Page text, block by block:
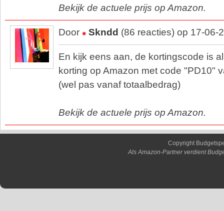
Bekijk de actuele prijs op Amazon.
Door Skndd (86 reacties) op 17-06-
En kijk eens aan, de kortingscode is
korting op Amazon met code "PD10"
(wel pas vanaf totaalbedrag)
Bekijk de actuele prijs op Amazon.
Copyright
Als Amazon-Partner verdient